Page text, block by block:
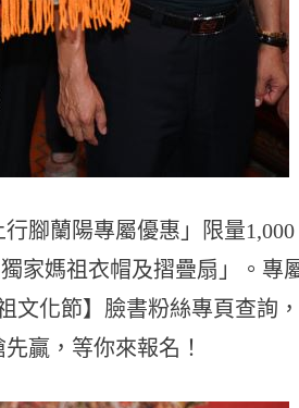
腳蘭陽專屬優惠」限量1,000
家媽祖衣帽及摺疊扇」。專
文化節】臉書粉絲專頁查詢，
贏，等你來報名！